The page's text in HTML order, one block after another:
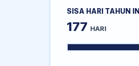
SISA HARI TAHUN INI
177 HARI